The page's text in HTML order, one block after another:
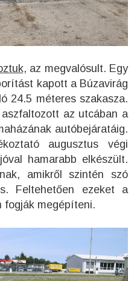
az megvalósult. Egy
kapott a Búzavirág
24.5 méteres szakasza.
az utcában a
autóbejáratáig.
augusztus végi
hamarabb elkészült.
amikről szintén szó
Feltehetően ezeket a
fogják megépíteni.